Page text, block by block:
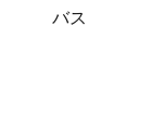
バス